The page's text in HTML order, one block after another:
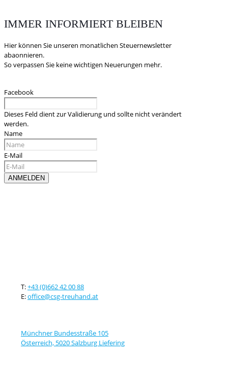
IMMER INFORMIERT BLEIBEN
Hier können Sie unseren monatlichen Steuernewsletter
abaonnieren.
So verpassen Sie keine wichtigen Neuerungen mehr.
Facebook
Dieses Feld dient zur Validierung und sollte nicht verändert
werden.
Name
E-Mail
T:+43 (0)662 42 00 88
E:office@csg-treuhand.at
Münchner Bundesstraße 105
Österreich, 5020 Salzburg Liefering